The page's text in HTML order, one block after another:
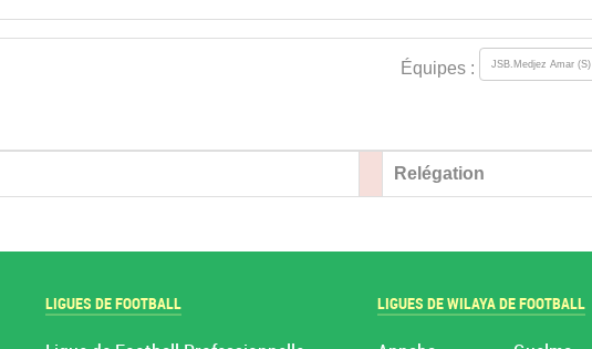
Équipes :
Relégation
LIGUES DE FOOTBALL LIGUES DE WILAYA DE FOOTBALL